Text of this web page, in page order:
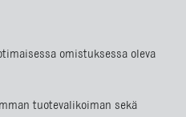
omistuksessa oleva
tuotevalikoiman sekä